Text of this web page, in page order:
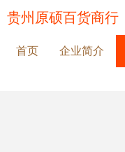
贵州原硕百货商行
首页 企业简介